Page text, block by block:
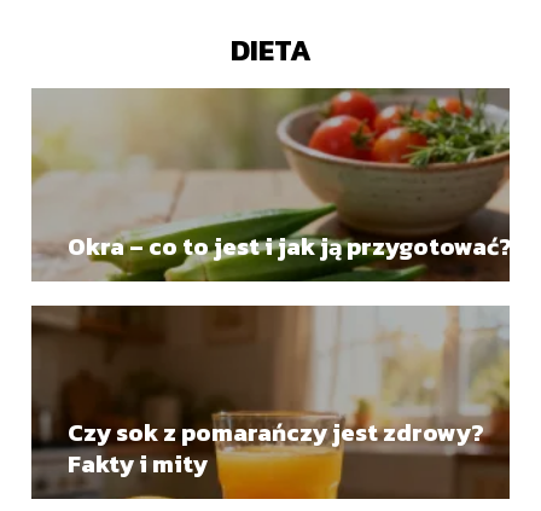
DIETA
Okra – co to jest i jak ją przygotować?
Czy sok z pomarańczy jest zdrowy?
Fakty i mity